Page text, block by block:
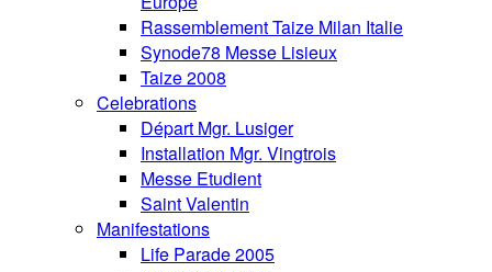
Rassemblement Taize Milan Italie
Synode78 Messe Lisieux
Taize 2008
Celebrations
Départ Mgr. Lusiger
Installation Mgr. Vingtrois
Messe Etudient
Saint Valentin
Manifestations
Life Parade 2005